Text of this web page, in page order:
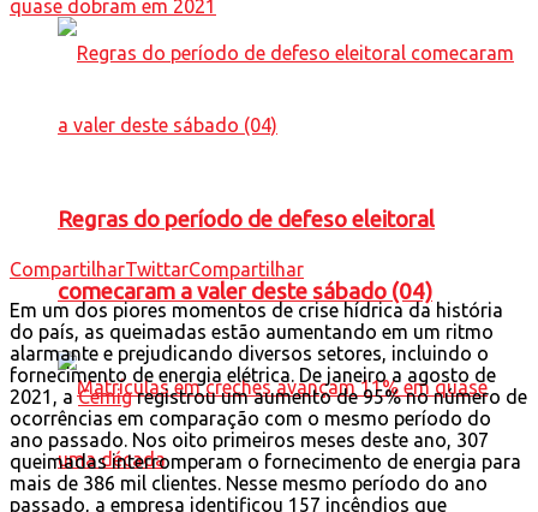
Regras do período de defeso eleitoral
comecaram a valer deste sábado (04)
CompartilharTwittarCompartilhar
Em um dos piores momentos de crise hídrica da história
do país, as queimadas estão aumentando em um ritmo
alarmante e prejudicando diversos setores, incluindo o
fornecimento de energia elétrica. De janeiro a agosto de
2021, aCemigregistrou um aumento de 95% no número de
ocorrências em comparação com o mesmo período do
ano passado. Nos oito primeiros meses deste ano, 307
queimadas interromperam o fornecimento de energia para
mais de 386 mil clientes. Nesse mesmo período do ano
passado, a empresa identificou 157 incêndios que